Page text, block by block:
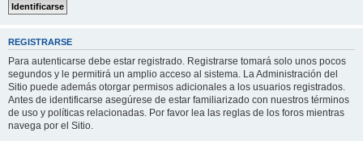
REGISTRARSE
Para autenticarse debe estar registrado. Registrarse tomará solo unos pocos
segundos y le permitirá un amplio acceso al sistema. La Administración del
Sitio puede además otorgar permisos adicionales a los usuarios registrados.
Antes de identificarse asegúrese de estar familiarizado con nuestros términos
de uso y políticas relacionadas. Por favor lea las reglas de los foros mientras
navega por el Sitio.